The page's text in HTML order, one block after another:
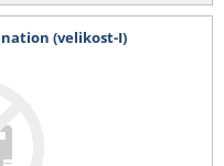
(velikost-I)